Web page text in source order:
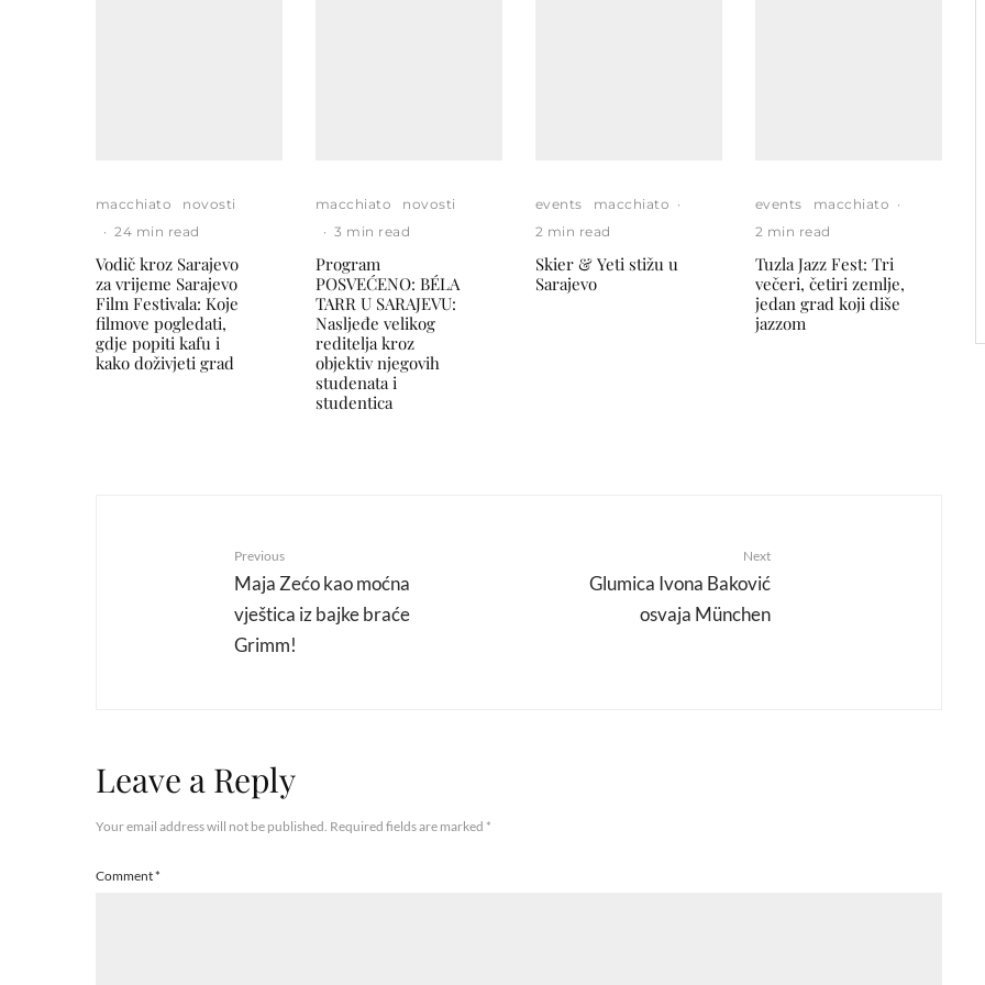
macchiato
novosti
· 24 min read
Vodič kroz Sarajevo
za vrijeme Sarajevo
Film Festivala: Koje
filmove pogledati,
gdje popiti kafu i
kako doživjeti grad
macchiato
novosti
· 3 min read
Program
POSVEĆENO: BÉLA
TARR U SARAJEVU:
Nasljeđe velikog
reditelja kroz
objektiv njegovih
studenata i
studentica
events macchiato ·
2 min read
Skier & Yeti stižu u
Sarajevo
events macchiato ·
2 min read
Tuzla Jazz Fest: Tri
večeri, četiri zemlje,
jedan grad koji diše
jazzom
Previous
Maja Zećo kao moćna
vještica iz bajke braće
Grimm!
Next
Glumica Ivona Baković
osvaja München
Leave a Reply
Your email address will not be published. Required fields are marked *
Comment*